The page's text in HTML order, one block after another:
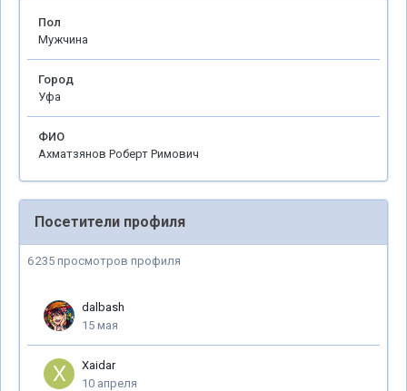
Пол
Мужчина
Город
Уфа
ФИО
Ахматзянов Роберт Римович
Посетители профиля
6 235 просмотров профиля
dalbash
15 мая
Xaidar
10 апреля